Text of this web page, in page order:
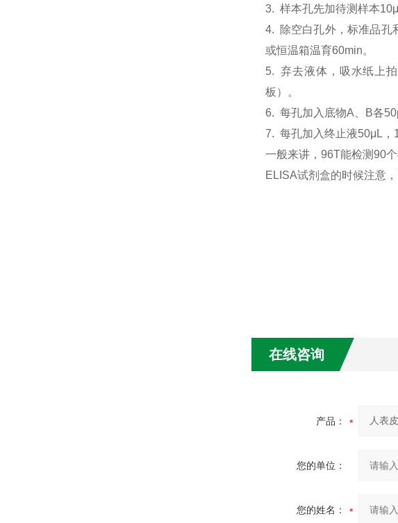
3. 样本孔先加待测样本
4. 除空白孔外，标准品孔
或恒温箱温育60min。
5. 弃去液体，吸水纸上
板）。
6. 每孔加入底物A、B各
7. 每孔加入终止液50μL，
一般来讲， 96T能检测90
ELISA试剂盒的时候注意
在线咨询
产品：
您的单位：
您的姓名：